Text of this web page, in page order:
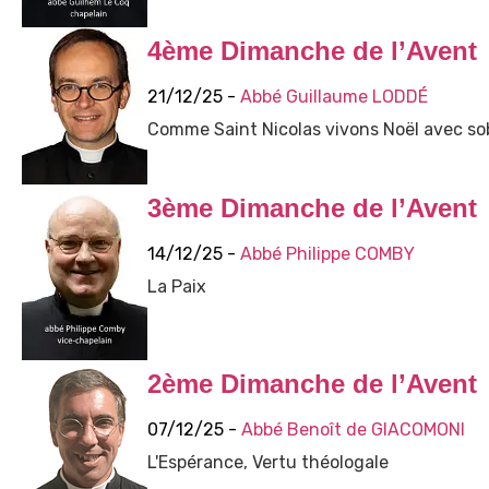
4ème Dimanche de l’Avent
21/12/25 - Abbé Guillaume LODDÉ
Comme Saint Nicolas vivons Noël avec
3ème Dimanche de l’Avent
14/12/25 - Abbé Philippe COMBY
La Paix
2ème Dimanche de l’Avent
07/12/25 - Abbé Benoît de GIACOMONI
L'Espérance, Vertu théologale